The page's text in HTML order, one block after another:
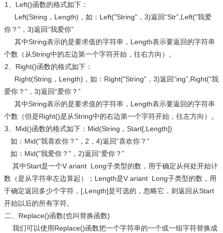
1、Left()函数的格式如下：
Left(String，Length)，如：Left("String"，3)返回“Str”,Left("我爱
你？"，3)返回“我爱你”
其中String表示的是要求值的字符串，Length表示要返回的字符串
个数（从String中的左边第一个字符开始，往右方向）。
2、Right()函数的格式如下：
Right(String，Length)，如：Right("String"，3)返回“ing”,Right("我
爱你？"，3)返回“爱你？”
其中String表示的是要求值的字符串，Length表示要返回的字符串
个数（但是Right()是从String中的右边第一个字符开始，往左方向）。
3、Mid()函数的格式如下：Mid(String，Start[,Length])
如：Mid("我喜欢你？"，2，4)返回“喜欢你？”
如：Mid("我爱你？"，2)返回“爱你？”
其中Start是一个V ariant Long子类型的数，用于确定从何处开始计
数（是从字符串左边算起）；Length是V ariant Long子类型的数，用
于确定返回多少个字符，[,Length]是可选的，忽略它，则返回从Start
开始以后的所有字符。
二、Replace()函数(也叫替换函数)
我们可以使用Replace()函数把一个字符串的一个或一组字符替换成